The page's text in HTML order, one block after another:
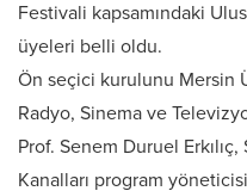
Festivali kapsamındaki
üyeleri belli oldu.
Ön seçici kurulunu Mersin
Radyo, Sinema ve
Prof. Senem Duruel
Kanalları program